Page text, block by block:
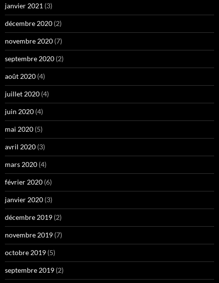
janvier 2021 (3)
décembre 2020 (2)
novembre 2020 (7)
septembre 2020 (2)
août 2020 (4)
juillet 2020 (4)
juin 2020 (4)
mai 2020 (5)
avril 2020 (3)
mars 2020 (4)
février 2020 (6)
janvier 2020 (3)
décembre 2019 (2)
novembre 2019 (7)
octobre 2019 (5)
septembre 2019 (2)